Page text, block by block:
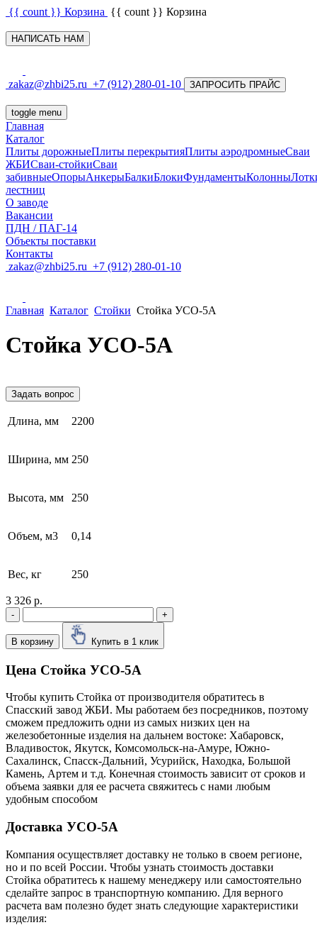
{{ count }} Корзина {{ count }} Корзина
НАПИСАТЬ НАМ
zakaz@zhbi25.ru +7 (912) 280-01-10 ЗАПРОСИТЬ ПРАЙС
toggle menu
Главная
Каталог
Плиты дорожныеПлиты перекрытияПлиты аэродромныеСваи
ЖБИСваи-стойкиСваи
забивныеОпорыАнкерыБалкиБлокиФундаментыКолонны
лестниц
О заводе
Вакансии
ПДН / ПАГ-14
Объекты поставки
Контакты
zakaz@zhbi25.ru +7 (912) 280-01-10
Главная Каталог Стойки Стойка УСО-5А
Стойка УСО-5А
Задать вопрос
Длина, мм 2200
Ширина, мм 250
Высота, мм 250
Объем, м3 0,14
Вес, кг 250
3 326 р.
- +
В корзину Купить в 1 клик
Цена Стойка УСО-5А
Чтобы купить Стойка от производителя обратитесь в
Cпасский завод ЖБИ. Мы работаем без посредников, поэтому
сможем предложить одни из самых низких цен на
железобетонные изделия на дальнем востоке: Хабаровск,
Владивосток, Якутск, Комсомольск-на-Амуре, Южно-
Сахалинск, Спасск-Дальний, Усурийск, Находка, Большой
Камень, Артем и т.д. Конечная стоимость зависит от сроков и
объема заявки для ее расчета свяжитесь с нами любым
удобным способом
Доставка УСО-5А
Компания осуществляет доставку не только в своем регионе,
но и по всей России. Чтобы узнать стоимость доставки
Стойка обратитесь к нашему менеджеру или самостоятельно
сделайте запрос в транспортную компанию. Для верного
расчета вам полезно будет знать следующие характеристики
изделия: